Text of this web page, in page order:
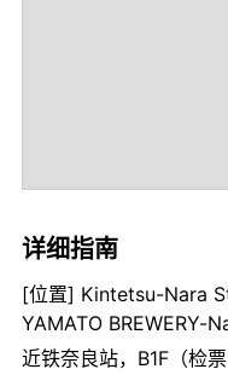
详细指南
[位置] Kintetsu-Nara
YAMATO BREWERY-
近铁奈良站，B1F（检